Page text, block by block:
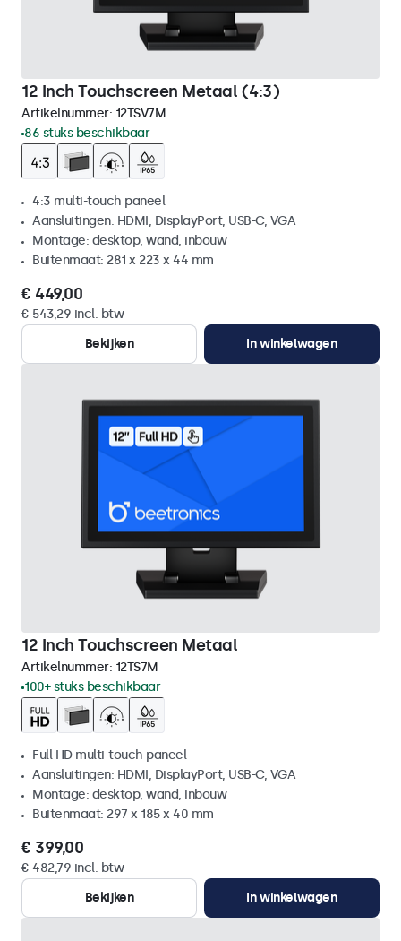
12 Inch Touchscreen Metaal (4:3)
Artikelnummer: 12TSV7M
86 stuks beschikbaar
4:3 multi-touch paneel
Aansluitingen: HDMI, DisplayPort, USB-C, VGA
Montage: desktop, wand, inbouw
Buitenmaat: 281 x 223 x 44 mm
€ 449,00
€ 543,29 incl. btw
Bekijken
In winkelwagen
12 Inch Touchscreen Metaal
Artikelnummer: 12TS7M
100+ stuks beschikbaar
Full HD multi-touch paneel
Aansluitingen: HDMI, DisplayPort, USB-C, VGA
Montage: desktop, wand, inbouw
Buitenmaat: 297 x 185 x 40 mm
€ 399,00
€ 482,79 incl. btw
Bekijken
In winkelwagen